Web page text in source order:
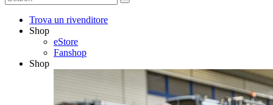
Trova un rivenditore
Shop
eStore
Fanshop
Shop